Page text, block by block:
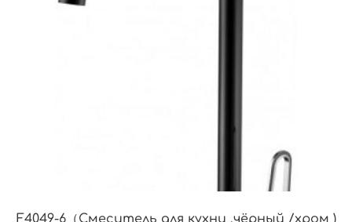
F4049-6（Смеситель для кухни .чёрный /хром )